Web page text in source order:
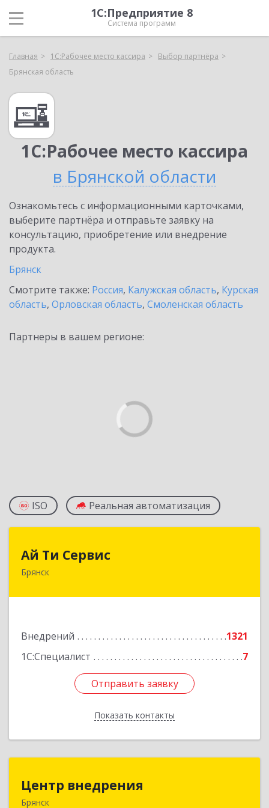
1С:Предприятие 8
Система программ
Главная 1С:Рабочее место кассира
Выбор партнёра
Брянская область
1С:Рабочее место кассира
в Брянской области
Ознакомьтесь с информационными карточками,
выберите партнёра и отправьте заявку на
консультацию, приобретение или внедрение
продукта.
Брянск
Смотрите также: Россия, Калужская область, Курская
область, Орловская область, Смоленская область
Партнеры в вашем регионе:
ISO Реальная автоматизация
Ай Ти Сервис
Брянск
Внедрений
1321
1С:Специалист
7
Отправить заявку
Показать контакты
Отправить заявку
Назад
Центр внедрения
Брянск
241020, Брянская обл, Брянск г, Транспортная